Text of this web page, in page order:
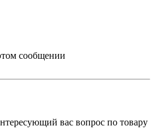
сообщении
вас вопрос по товару